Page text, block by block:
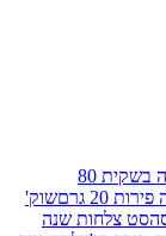
80
שוק'
שנה